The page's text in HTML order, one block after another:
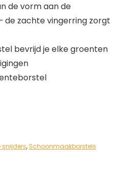
de vorm aan de
de zachte vingerring zorgt
bevrijd je elke groenten
, Schoonmaakborstels